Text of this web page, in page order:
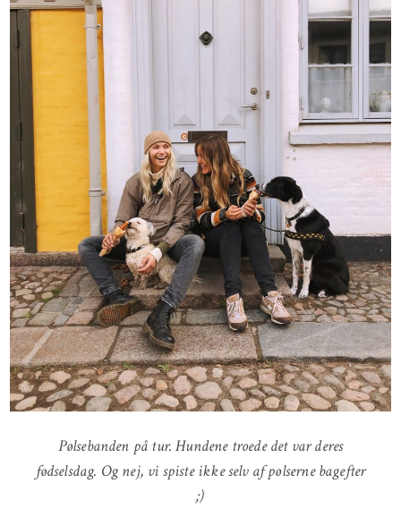
Pølsebanden på tur. Hundene troede det var deres
fødselsdag. Og nej, vi spiste ikke selv af pølserne bagefter
;)